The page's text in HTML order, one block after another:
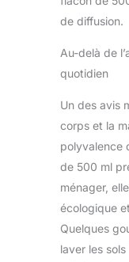
de diffusion.
Au-delà de
quotidien
Un des avis
corps et la
polyvalence
de 500 ml
ménager,
écologique
Quelques
laver les